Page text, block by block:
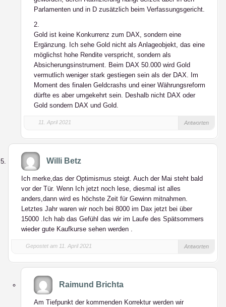
Parlamenten und in D zusätzlich beim Verfassungsgericht.
2.
Gold ist keine Konkurrenz zum DAX, sondern eine
Ergänzung. Ich sehe Gold nicht als Anlageobjekt, das eine
möglichst hohe Rendite verspricht, sondern als
Absicherungsinstrument. Beim DAX 50.000 wird Gold
vermutlich weniger stark gestiegen sein als der DAX. Im
Moment des finalen Geldcrashs und einer Währungsreform
dürfte es aber umgekehrt sein. Deshalb nicht DAX oder
Gold sondern DAX und Gold.
11. April 2021 Antworten
Willi Betz
Ich merke,das der Optimismus steigt. Auch der Mai steht bald
vor der Tür. Wenn Ich jetzt noch lese, diesmal ist alles
anders,dann wird es höchste Zeit für Gewinn mitnahmen.
Letztes Jahr waren wir noch bei 8000 im Dax jetzt bei über
15000 .Ich hab das Gefühl das wir im Laufe des Spätsommers
wieder gute Kaufkurse sehen werden .
Gepostet am 11. April 2021 Antworten
Raimund Brichta
Am Tiefpunkt der kommenden Korrektur werden wir